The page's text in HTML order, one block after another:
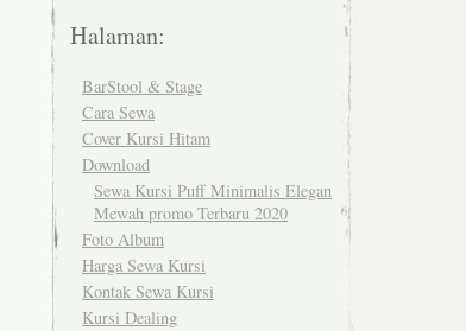
Halaman:
BarStool & Stage
Cara Sewa
Cover Kursi Hitam
Download
Sewa Kursi Puff Minimalis Elegan
Mewah promo Terbaru 2020
Foto Album
Harga Sewa Kursi
Kontak Sewa Kursi
Kursi Dealing